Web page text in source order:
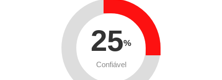
25%
Confiável